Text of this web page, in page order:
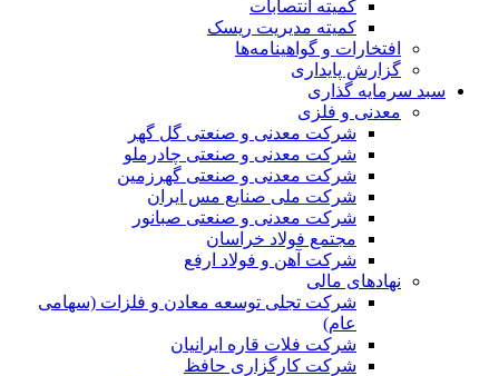
کمیته انتصابات
کمیته مدیریت ریسک
افتخارات و گواهینامه‌ها
گزارش پایداری
سبد سرمایه گذاری
معدنی و فلزی
شرکت معدنی و صنعتی گل گهر
شرکت معدنی و صنعتی چادرملو
شرکت معدنی و صنعتی گهرزمین
شرکت ملی صنایع مس ایران
شرکت معدنی و صنعتی صبانور
مجتمع فولاد خراسان
شرکت آهن و فولاد ارفع
نهادهای مالی
شرکت تجلی توسعه معادن و فلزات (سهامی
عام)
شرکت فلات قاره ایرانیان
شرکت کارگزاری حافظ